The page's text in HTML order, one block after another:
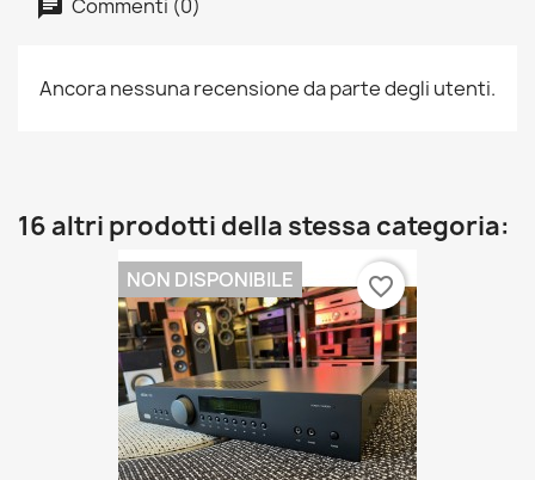
Ancora nessuna recensione da parte degli utenti.
16 altri prodotti della stessa categoria:
NON DISPONIBILE favorite_border